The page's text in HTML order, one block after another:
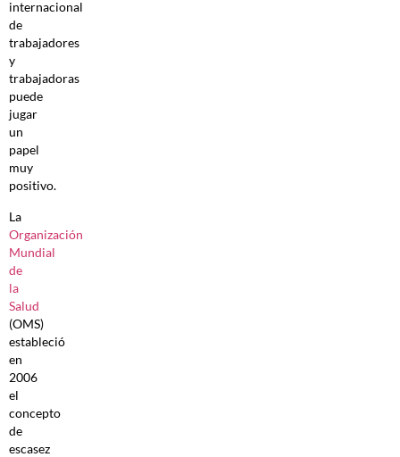
internacional
de
trabajadores
y
trabajadoras
puede
jugar
un
papel
muy
positivo.
La
Organización
Mundial
de
la
Salud
(OMS)
estableció
en
2006
el
concepto
de
escasez